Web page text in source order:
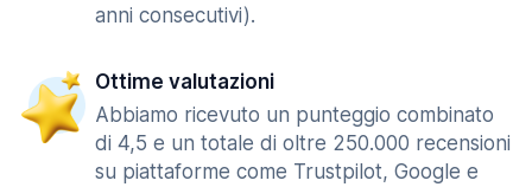
anni consecutivi).
Ottime valutazioni
Abbiamo ricevuto un punteggio combinato
di 4,5 e un totale di oltre 250.000 recensioni
su piattaforme come Trustpilot, Google e